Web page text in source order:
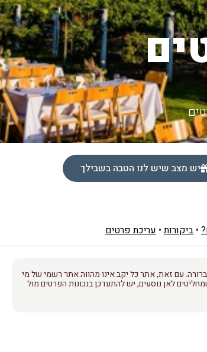
יש מצב שיש לנו הטבה בשבילך
• ביקורות• עריכת פרטים
עם זאת, אתר כל יקב אינו מהווה אתר רשמי של מי
לאן נוסעים, יש להתעדכן בנכונות הפרטים מול